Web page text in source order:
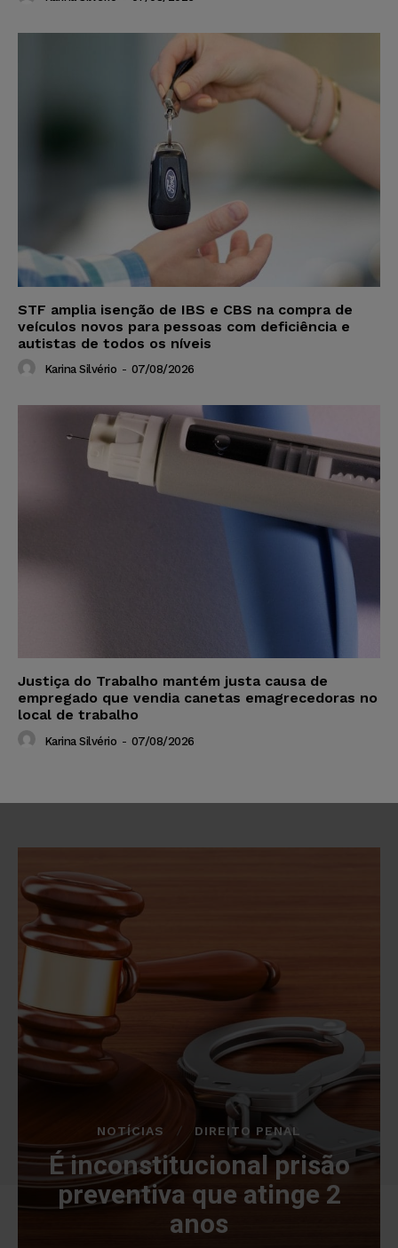
STF amplia isenção de IBS e CBS na compra de
veículos novos para pessoas com deficiência e
autistas de todos os níveis
Karina Silvério - 07/08/2026
Justiça do Trabalho mantém justa causa de
empregado que vendia canetas emagrecedoras no
local de trabalho
Karina Silvério - 07/08/2026